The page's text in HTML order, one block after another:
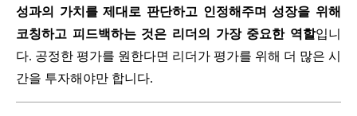
성과의 가치를 제대로 판단하고 인정해주며 성장을 위해
코칭하고 피드백하는 것은 리더의 가장 중요한 역할입니
다. 공정한 평가를 원한다면 리더가 평가를 위해 더 많은 시
간을 투자해야만 합니다.